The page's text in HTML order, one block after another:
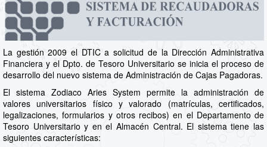
La gestión 2009 el DTIC a solicitud de la Dirección Administrativa
Financiera y el Dpto. de Tesoro Universitario se inicia el proceso de
desarrollo del nuevo sistema de Administración de Cajas Pagadoras.
El sistema Zodiaco Aries System permite la administración de
valores universitarios físico y valorado (matrículas, certificados,
legalizaciones, formularios y otros recibos) en el Departamento de
Tesoro Universitario y en el Almacén Central. El sistema tiene las
siguientes características: